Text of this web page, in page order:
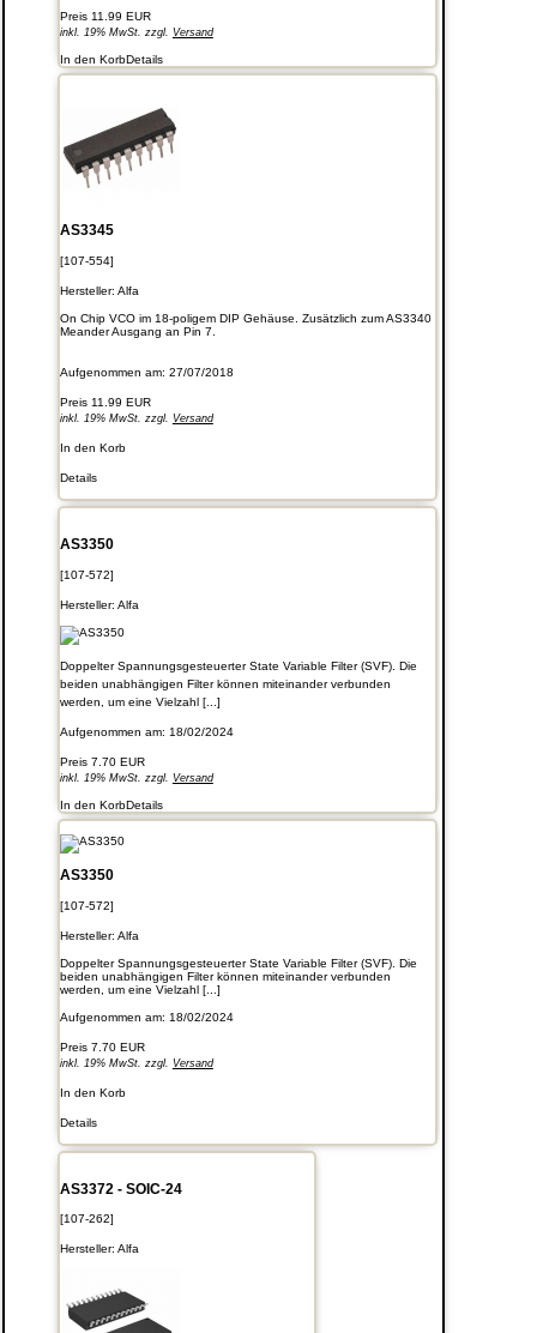
Preis 11.99 EUR
inkl. 19% MwSt. zzgl. Versand
In den KorbDetails
AS3345
[107-554]
Hersteller: Alfa
On Chip VCO im 18-poligem DIP Gehäuse. Zusätzlich zum AS3340
Meander Ausgang an Pin 7.
Aufgenommen am: 27/07/2018
Preis 11.99 EUR
inkl. 19% MwSt. zzgl. Versand
In den Korb
Details
AS3350
[107-572]
Hersteller: Alfa
Doppelter Spannungsgesteuerter State Variable Filter (SVF). Die
beiden unabhängigen Filter können miteinander verbunden
werden, um eine Vielzahl [...]
Aufgenommen am: 18/02/2024
Preis 7.70 EUR
inkl. 19% MwSt. zzgl. Versand
In den KorbDetails
AS3350
[107-572]
Hersteller: Alfa
Doppelter Spannungsgesteuerter State Variable Filter (SVF). Die
beiden unabhängigen Filter können miteinander verbunden
werden, um eine Vielzahl [...]
Aufgenommen am: 18/02/2024
Preis 7.70 EUR
inkl. 19% MwSt. zzgl. Versand
In den Korb
Details
AS3372 - SOIC-24
[107-262]
Hersteller: Alfa